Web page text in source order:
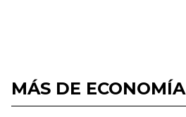
MÁS DE ECONOMÍA